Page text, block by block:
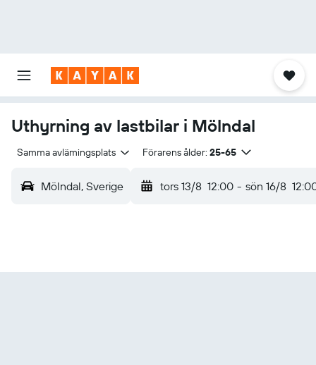
Uthyrning av lastbilar i Mölndal
Samma avlämingsplats Förarens ålder: 25-65
Mölndal, Sverige tors 13/8 12:00 - sön 16/8